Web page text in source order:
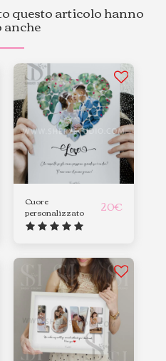
questo articolo hanno
Cuore
personalizzato
20€